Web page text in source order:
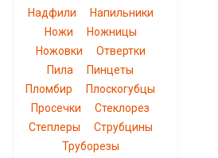
Надфили
Напильники
Ножи
Ножницы
Ножовки
Отвертки
Пила
Пинцеты
Пломбир
Плоскогубцы
Просечки
Стеклорез
Степлеры
Струбцины
Труборезы